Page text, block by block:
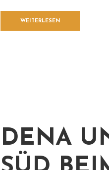
WEITERLESEN
DENA